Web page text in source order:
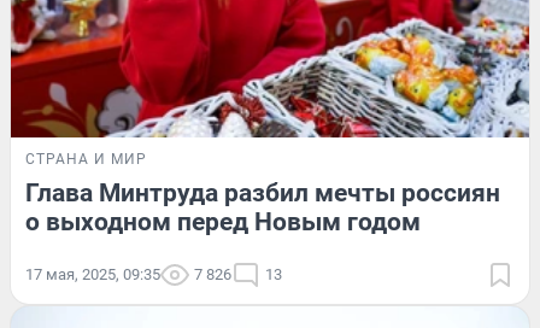
СТРАНА И МИР
Глава Минтруда разбил мечты россиян
о выходном перед Новым годом
17 мая, 2025, 09:35 7 826 13